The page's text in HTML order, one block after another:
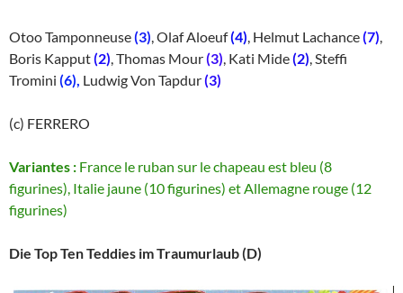
Otoo Tamponneuse(3) , Olaf Aloeuf(4) , Helmut Lachance(7)
Boris Kapput(2) , Thomas Mour(3) , Kati Mide(2) , Steffi
Tromini (6), Ludwig Von Tapdur(3)
(c) FERRERO
Variantes : France le ruban sur le chapeau est bleu (8
figurines), Italie jaune (10 figurines) et Allemagne rouge (12
figurines)
Die Top Ten Teddies im Traumurlaub (D)